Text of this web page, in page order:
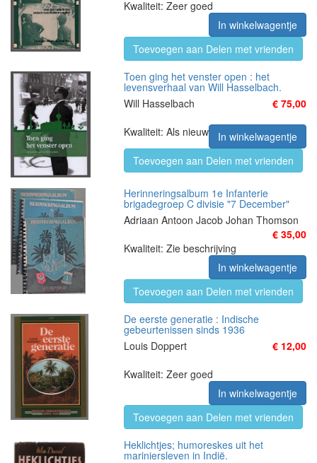
Kwaliteit: Zeer goed
In winkelwagentje
Toevoegen aan Delen met vrienden
Toen ging het venster open : het
levensverhaal van Will Hasselbach.
Will Hasselbach
€ 75,00
Kwaliteit: Als nieuw
In winkelwagentje
Toevoegen aan Delen met vrienden
Herinneringsalbum 1e Infanterie
brigadegroep C divisie "7 December"
Adriaan Antoon Jacob Johan Thomson
€ 35,00
Kwaliteit: Zie beschrijving
In winkelwagentje
Toevoegen aan Delen met vrienden
De eerste generatie : Indische
gebeurtenissen sinds 1936
Louis Doppert
€ 12,00
Kwaliteit: Zeer goed
In winkelwagentje
Toevoegen aan Delen met vrienden
Heklichtjes; humoreskes uit het
mariniersleven in Indië.